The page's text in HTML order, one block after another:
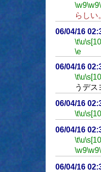
\w9\w9
らしい
06/04/16
\t\u
\e
06/04/16
\t\u
うデス
06/04/16
\t\u
06/04/16
\t\u
\w9\w9
06/04/16